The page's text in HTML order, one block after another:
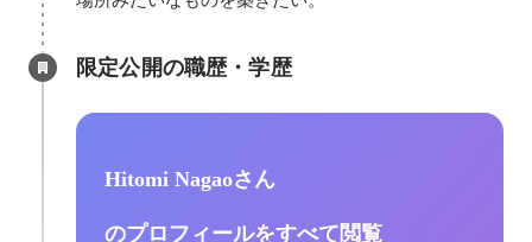
限定公開の職歴・学歴
Hitomi Nagaoさん
のプロフィールをすべて閲覧